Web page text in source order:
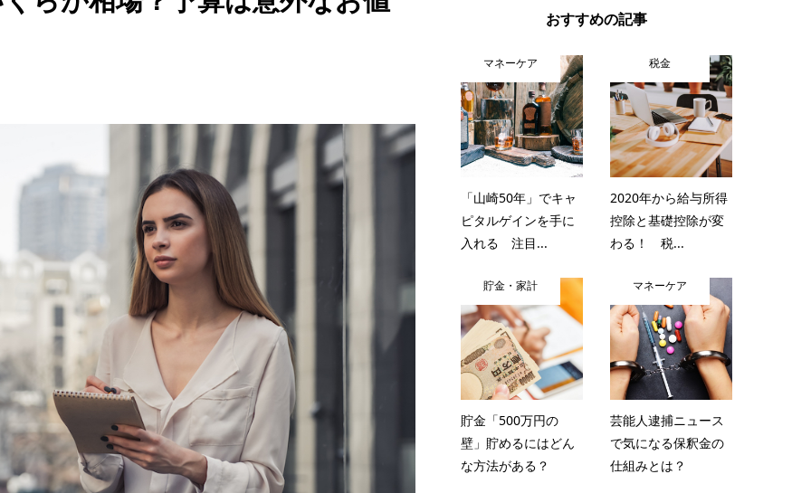
おすすめの記事
マネーケア
「山崎50年」でキャ
ピタルゲインを手に
入れる 注目...
税金
2020年から給与所得
控除と基礎控除が変
わる！ 税...
貯金・家計
貯金「500万円の
壁」貯めるにはどん
な方法がある？
マネーケア
芸能人逮捕ニュース
で気になる保釈金の
仕組みとは？